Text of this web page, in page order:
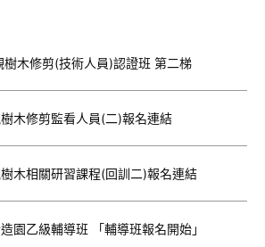
樹木修剪(技術人員)認證班 第二梯
木修剪監看人員(二)報名連結
木相關研習課程(回訓二)報名連結
園乙級輔導班 「輔導班報名開始」